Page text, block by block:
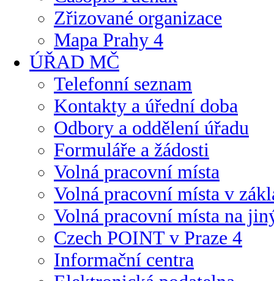
Zřizované organizace
Mapa Prahy 4
ÚŘAD MČ
Telefonní seznam
Kontakty a úřední doba
Odbory a oddělení úřadu
Formuláře a žádosti
Volná pracovní místa
Volná pracovní místa v
Volná pracovní místa na
Czech POINT v Praze 4
Informační centra